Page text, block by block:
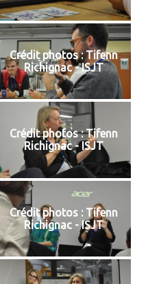
Crédit photos : Tifenn
Richignac - ISJT
Crédit photos : Tifenn
Richignac - ISJT
Crédit photos : Tifenn
Richignac - ISJT